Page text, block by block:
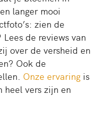
langer mooi
zien de
de reviews van
over de versheid en
Ook de
Onze ervaring is
heel vers zijn en